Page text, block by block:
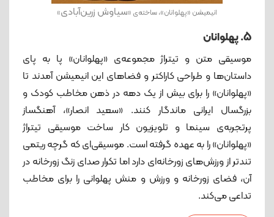
انیمیشن «پهلوانان»، ساخته‌ی «سیاوش زرین‌آبادی»
5. پهلوانان
موسیقی متن و تیتراژ مجموعه‌ی «پهلوانان» پا به پای
داستان‌ها و طراحی کاراکتر و فضاهای این انیمیشن آمدند تا
«پهلوانان» را برای بیش از یک دهه در ذهن مخاطب کودک و
بزرگسال ایرانی ماندگار کنند. «سعید انصار»، آهنگساز
پرتجربه‌ی سینما و تلویزیون کار ساخت موسیقی تیتراژ
«پهلوانان» را به عهده گرفته است. موسیقی‌ای که گرچه ریتمی
تندتر از ورزش‌های زورخانه‌ای دارد اما تکرار صدای زنگ زورخانه در
آن، فضای زورخانه و ورزش و منش پهلوانی را برای مخاطب
تداعی می‌کند.